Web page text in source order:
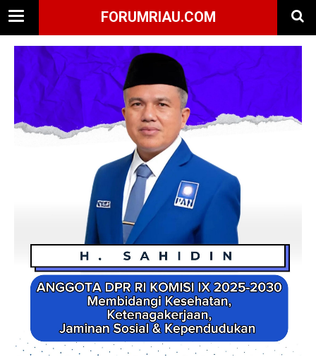
FORUMRIAU.COM